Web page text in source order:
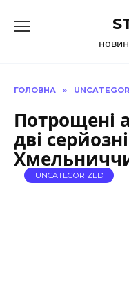
до
ГОЛОВНА »
Потрощені
дві
UNCATEGORIZED